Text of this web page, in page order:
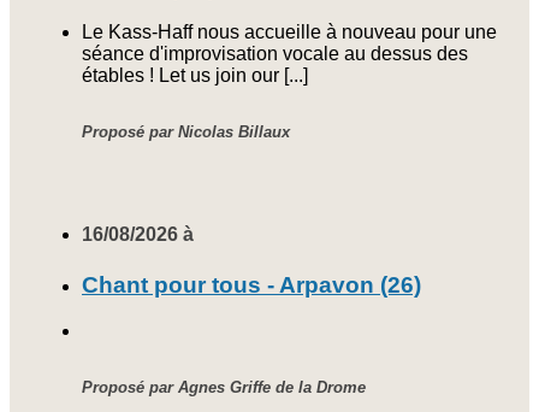
Le Kass-Haff nous accueille à nouveau pour une
séance d'improvisation vocale au dessus des
étables ! Let us join our [...]
Proposé par Nicolas Billaux
16/08/2026 à
Chant pour tous - Arpavon (26)
Proposé par Agnes Griffe de la Drome